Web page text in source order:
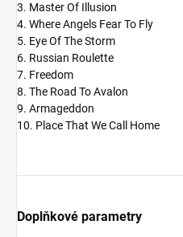
3. Master Of Illusion
4. Where Angels Fear To Fly
5. Eye Of The Storm
6. Russian Roulette
7. Freedom
8. The Road To Avalon
9. Armageddon
10. Place That We Call Home
Doplňkové parametry